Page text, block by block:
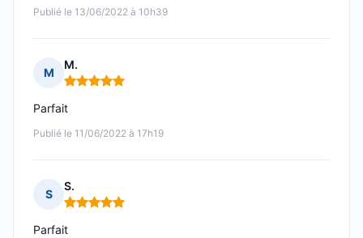
Publié le 13/06/2022 à 10h39
M
M.
Note : 5 sur 5
Publié le 11/06/2022 à 17h19
Parfait
S
S.
Note : 5 sur 5
Parfait